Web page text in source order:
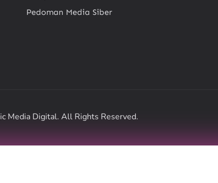
Pedoman Media Siber
Media Digital. All Rights Reserved.